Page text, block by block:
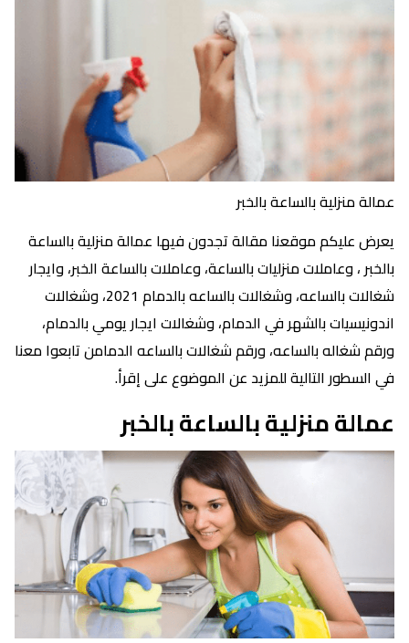
عمالة منزلية بالساعة بالخبر
يعرض عليكم موقعنا مقالة تجدون فيها عمالة منزلية بالساعة
بالخبر ، وعاملات منزليات بالساعة، وعاملات بالساعة الخبر، وايجار
شغالات بالساعه، وشغالات بالساعه بالدمام 2021، وشغالات
اندونيسيات بالشهر في الدمام، وشغالات ايجار يومي بالدمام،
ورقم شغاله بالساعه، ورقم شغالات بالساعه الدمامن تابعوا معنا
في السطور التالية للمزيد عن الموضوع على إقرأ.
عمالة منزلية بالساعة بالخبر